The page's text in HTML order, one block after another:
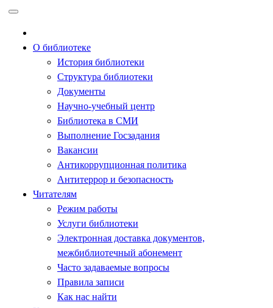
содержимому
О библиотеке
История библиотеки
Структура библиотеки
Документы
Научно-учебный центр
Библиотека в СМИ
Выполнение Госзадания
Вакансии
Антикоррупционная политика
Антитеррор и безопасность
Читателям
Режим работы
Услуги библиотеки
Электронная доставка документов,
межбиблиотечный абонемент
Часто задаваемые вопросы
Правила записи
Как нас найти